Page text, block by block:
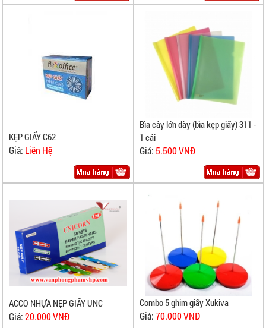
KẸP GIẤY C62
Giá: Liên Hệ
Bìa cây lớn dày (bìa kẹp giấy) 311 -
1 cái
Giá: 5.500 VNĐ
ACCO NHỰA NẸP GIẤY UNC
Giá:20.000 VNĐ
Combo 5 ghim giấy Xukiva
Giá:70.000 VNĐ